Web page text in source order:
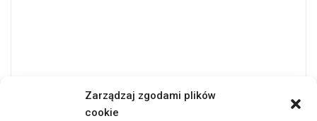
Zarządzaj zgodami plików
cookie